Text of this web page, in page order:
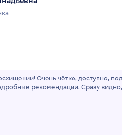
Очень чётко, доступно,
рекомендации. Сразу